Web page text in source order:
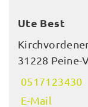
Ute Best
31228 Peine-
0517123430
E-Mail